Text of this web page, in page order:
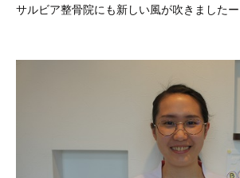
サルビア整骨院にも新しい風が吹きましたー